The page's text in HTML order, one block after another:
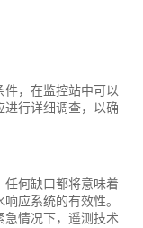
件，在监控站中可以
进行详细调查，以确
任何缺口都将意味着
应系统的有效性。
急情况下，遥测技术